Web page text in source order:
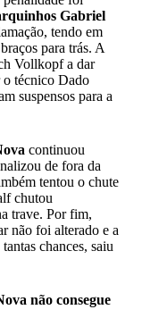
Gabriel
tendo em
para trás. A
Vollkopf a dar
o técnico Dado
suspensos para a
continuou
de fora da
tentou o chute
chutou
trave. Por fim,
não foi alterado e a
chances, saiu
não consegue